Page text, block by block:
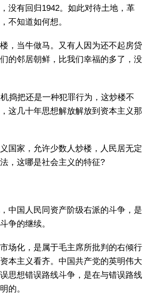
没有回归1942。如此对待土地，革
不知道如何想。
，当牛做马。又有人因为还不起房贷
的邻居朝鲜，比我们幸福的多了，没
捣把还是一种犯罪行为，这炒楼不
这几十年思想解放解放到资本主义那
国家，允许少数人炒楼，人民居无定
，这哪是社会主义的特征?
中国人民同资产阶级右派的斗争，是
争的继续。
场化，是属于毛主席所批判的右倾行
本主义看齐。中国共产党的英明伟大
思想错误路线斗争，是在与错误路线
的。